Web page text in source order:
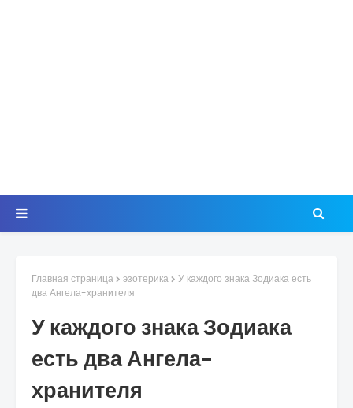
Главная страница эзотерика
У каждого знака Зодиака есть
два Ангела-хранителя
У каждого знака Зодиака
есть два Ангела-
хранителя